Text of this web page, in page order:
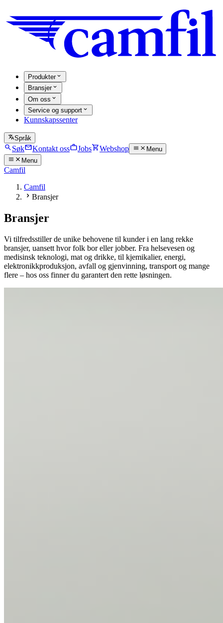
Produkter
Bransjer
Om oss
Service og support
Kunnskapssenter
Språk
Søk Kontakt oss Jobs Webshop
Menu
Menu
Camfil
Camfil
Bransjer
Bransjer
Vi tilfredsstiller de unike behovene til kunder i en lang rekke
bransjer, uansett hvor folk bor eller jobber. Fra helsevesen og
medisinsk teknologi, mat og drikke, til kjemikalier, energi,
elektronikkproduksjon, avfall og gjenvinning, transport og mange
flere – hos oss finner du garantert den rette løsningen.